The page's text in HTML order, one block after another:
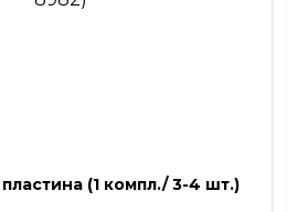
(1 компл./ 3-4 шт.)